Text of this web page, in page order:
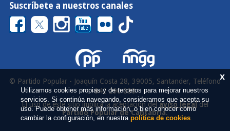
Suscríbete a nuestros canales
© Partido Popular - Joaquín Costa 28, 39005, Santander, Teléfono
942 290 000
El uso de este sitio implica la aceptación delaviso legaldel
Partido Popular de Cantabria.
x
Utilizamos cookies propias y de terceros para mejorar nuestros
servicios. Si continúa navegando, consideramos que acepta su
uso. Puede obtener más información, o bien conocer cómo
cambiar la configuración, en nuestra política de cookies